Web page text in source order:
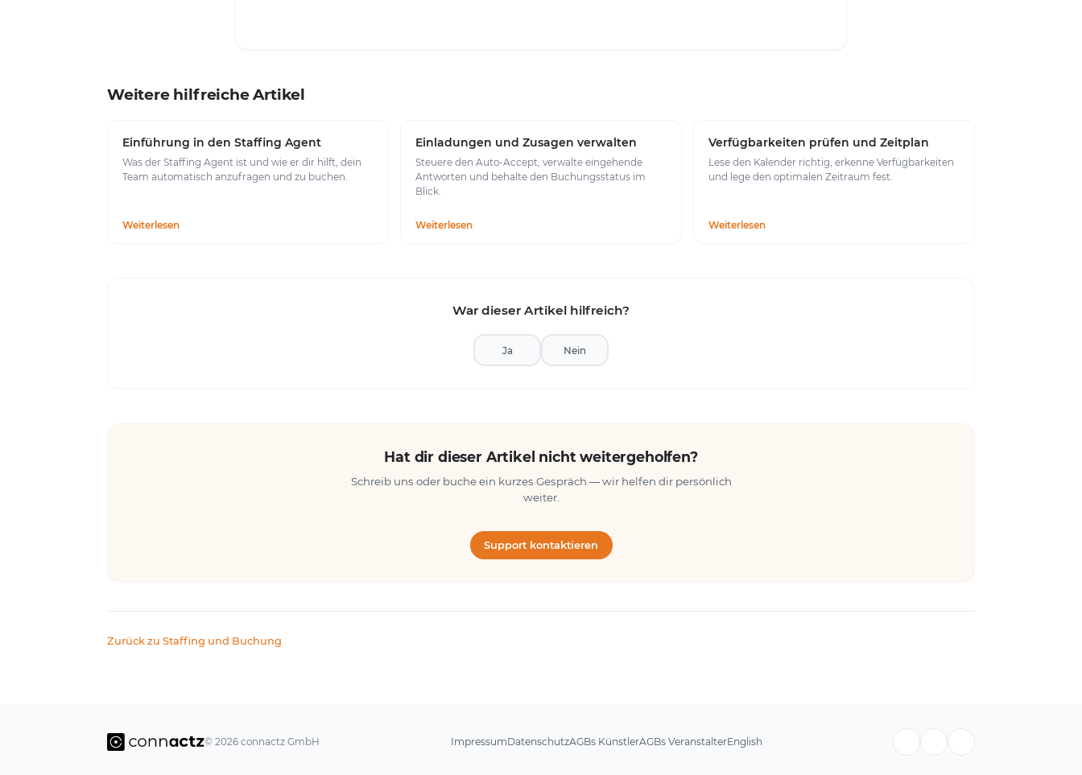
Weitere hilfreiche Artikel
Einführung in den Staffing Agent
Was der Staffing Agent ist und wie er dir hilft, dein
Team automatisch anzufragen und zu buchen.
Weiterlesen
Einladungen und Zusagen verwalten
Steuere den Auto-Accept, verwalte eingehende
Antworten und behalte den Buchungsstatus im
Blick.
Weiterlesen
Verfügbarkeiten prüfen und Zeitplan
Lese den Kalender richtig, erkenne Verfügbarkeiten
und lege den optimalen Zeitraum fest.
Weiterlesen
War dieser Artikel hilfreich?
Ja Nein
Hat dir dieser Artikel nicht weitergeholfen?
Schreib uns oder buche ein kurzes Gespräch — wir helfen dir persönlich
weiter.
Support kontaktieren
Zurück zu Staffing und Buchung
© 2026 connactz GmbH ImpressumDatenschutzAGBs KünstlerAGBs VeranstalterEnglish